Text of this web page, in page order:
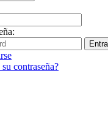
contraseña?